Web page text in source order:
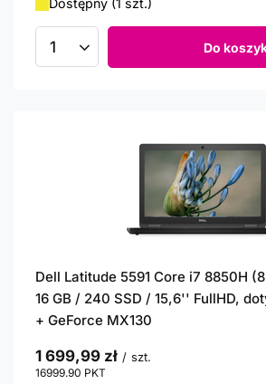
Dostępny (1 szt.)
Ilość produktów Do
Dell Latitude 5591 Core i7 8850H
16 GB / 240 SSD / 15,6'' FullHD,
+ GeForce MX130
1 699,99 zł / szt.
16999.90 PKT